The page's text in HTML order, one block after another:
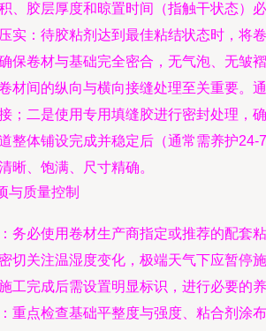
、胶层厚度和晾置时间（指触干状态）
实：待胶粘剂达到最佳粘结状态时，将
保卷材与基础完全密合，无气泡、无皱
材间的纵向与横向接缝处理至关重要。
；二是使用专用填缝胶进行密封处理，
整体铺设完成并稳定后（通常需养护
晰、饱满、尺寸精确。
与质量控制
务必使用卷材生产商指定或推荐的配套
切关注温湿度变化，极端天气下应暂停
工完成后需设置明显标识，进行必要的
重点检查基础平整度与强度、粘合剂涂